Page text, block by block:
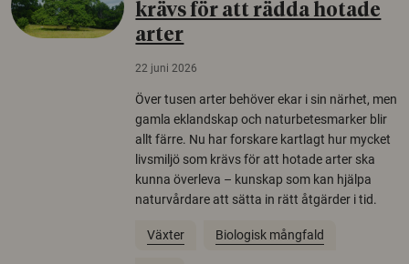
krävs för att rädda hotade
arter
22 juni 2026
Över tusen arter behöver ekar i sin närhet, men
gamla eklandskap och naturbetesmarker blir
allt färre. Nu har forskare kartlagt hur mycket
livsmiljö som krävs för att hotade arter ska
kunna överleva – kunskap som kan hjälpa
naturvårdare att sätta in rätt åtgärder i tid.
Växter Biologisk mångfald